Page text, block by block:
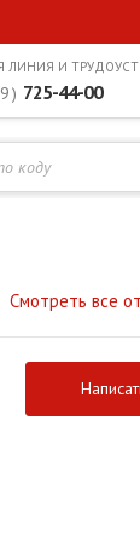
) 725-44-00
Смотреть все